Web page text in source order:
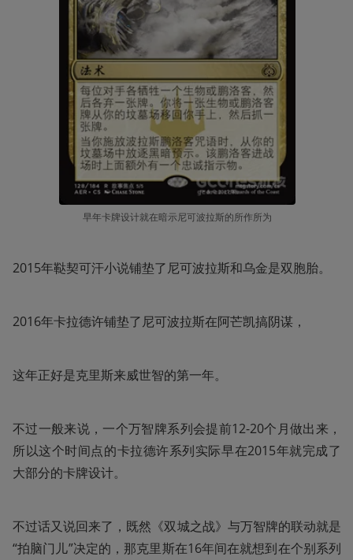
早年卡牌设计就在暗示尼可波拉斯的所作所为
2015年鞑契可汗小说铺垫了尼可波拉斯和乌金是双胞胎。
2016年卡拉德许铺垫了尼可波拉斯在阿芒凯搞阴谋，
这年正好是克里斯来威世智的第一年。
不过一般来说，一个万智牌系列会提前12-20个月做出来，
所以这个时间点的卡拉德许系列实际早在2015年就完成了
大部分的卡牌设计。
不过话又说回来了，既然《双城之战》与万智牌的联动就是
“拍脑门儿”决定的，那克里斯在16年间在就想到在个别系列